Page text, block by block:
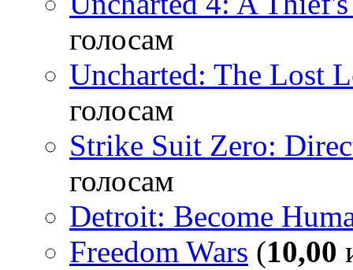
голосам
Uncharted: The Lost
голосам
Strike Suit Zero:
голосам
Detroit: Become
Freedom Wars (10,00